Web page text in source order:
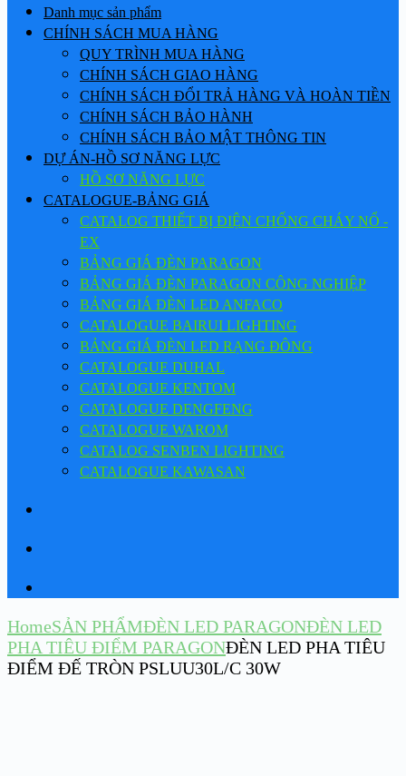
Danh mục sản phẩm
CHÍNH SÁCH MUA HÀNG
QUY TRÌNH MUA HÀNG
CHÍNH SÁCH GIAO HÀNG
CHÍNH SÁCH ĐỔI TRẢ HÀNG VÀ HOÀN TIỀN
CHÍNH SÁCH BẢO HÀNH
CHÍNH SÁCH BẢO MẬT THÔNG TIN
DỰ ÁN-HỒ SƠ NĂNG LỰC
HỒ SƠ NĂNG LỰC
CATALOGUE-BẢNG GIÁ
CATALOG THIẾT BỊ ĐIỆN CHỐNG CHÁY NỔ -
EX
BẢNG GIÁ ĐÈN PARAGON
BẢNG GIÁ ĐÈN PARAGON CÔNG NGHIỆP
BẢNG GIÁ ĐÈN LED ANFACO
CATALOGUE BAIRUI LIGHTING
BẢNG GIÁ ĐÈN LED RẠNG ĐÔNG
CATALOGUE DUHAL
CATALOGUE KENTOM
CATALOGUE DENGFENG
CATALOGUE WAROM
CATALOG SENBEN LIGHTING
CATALOGUE KAWASAN
HomeSẢN PHẨMĐÈN LED PARAGONĐÈN LED
PHA TIÊU ĐIỂM PARAGONĐÈN LED PHA TIÊU
ĐIỂM ĐẾ TRÒN PSLUU30L/C 30W